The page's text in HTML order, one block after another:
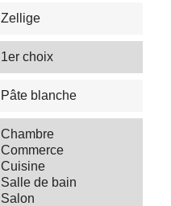
Zellige
1er choix
Pâte blanche
Chambre
Commerce
Cuisine
Salle de bain
Salon